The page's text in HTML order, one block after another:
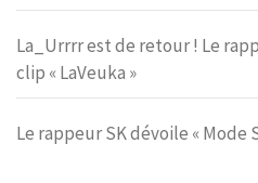
La_Urrrr est de retour ! Le
clip « LaVeuka »
Le rappeur SK dévoile « Mode